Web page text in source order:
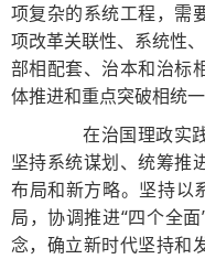
项复杂的系统工程，需
项改革关联性、系统性
部相配套、治本和治标
体推进和重点突破相统一
在治国理政实践
坚持系统谋划、统筹推
布局和新方略。坚持以
局，协调推进“四个全
念，确立新时代坚持和